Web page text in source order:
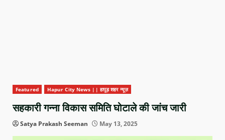
Featured Hapur City News || हापुड़ शहर न्यूज़
सहकारी गन्ना विकास समिति घोटाले की जांच जारी
Satya Prakash Seeman May 13, 2025